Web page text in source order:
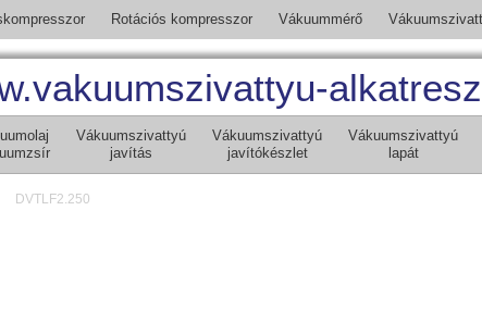
Rotációs kompresszor Vákuummérő
Vákuumszivattyú
javítás
Vákuumszivattyú
javítókészlet
Vákuumszivattyú
lapát
DVTLF2.250